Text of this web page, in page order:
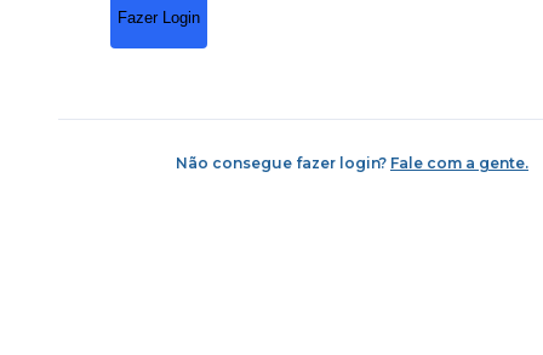
Fazer Login
Não consegue fazer login? Fale com a gente.